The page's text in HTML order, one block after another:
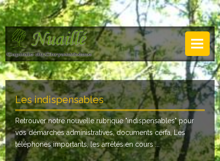
NUAILLÉ
Plan de Nuaillé
Sentiers pédestres
Guide annuel
Histoire
Galerie
.
Les indispensables
Retrouver notre nouvelle rubrique "indispensables" pour
vos démarches administratives, documents cerfa, Les
téléphones importants, les arrêtés en cours ...